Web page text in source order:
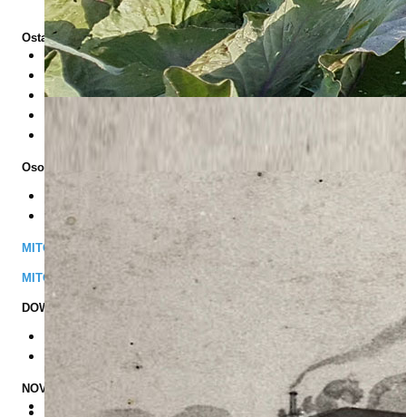
Sustainable Tourism - NECSTouR (Belgija)
Ostale suradnice na projektu u Institutu:
dr. sc. Danijela Poljuha
dr. sc. Barbara Sladonja
Tina Šugar mag.ing.agr.
Katarina Lovrečić mag.oec.
Osobe zadužene za administraciju i računovodstvene poslove:
mr. sc. Ninoslav Luk
Oriana Legović
MITOMED+ FACEBOOK
MITOMED+ SLUŽBENA STRANICA PROJEKTA
DOWNLOAD
Prezentacija projekta
BROŠURA
NOVOSTI O PROJEKTU
Novi projekt Instituta MITOMED+